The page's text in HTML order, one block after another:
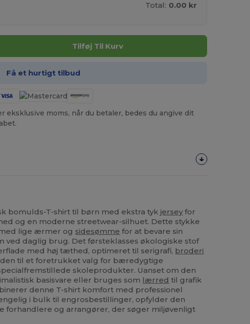
Total: 0.00 kr
Tilføj Til Kurv
Få et hurtigt tilbud
eksklusive moms, når du betaler, bedes du angive dit
bomulds-T-shirt til børn med ekstra tykjersey for
og en moderne streetwear-silhuet. Dette stykke
lige ærmer og sidesømme for at bevare sin
ved daglig brug. Det førsteklasses økologiske stof
med høj tæthed, optimeret til serigrafi, broderi
til et foretrukket valg for bæredygtige
skoleprodukter. Uanset om den
basisvare eller bruges som lærred til grafik
denne T-shirt komfort med professionel
i bulk til engrosbestillinger, opfylder den
forhandlere og arrangører, der søger miljøvenligt